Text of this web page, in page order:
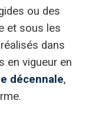
ou des
et sous les
dans
en vigueur en
décennale,